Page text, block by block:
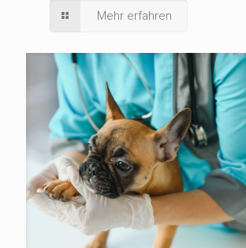
Mehr erfahren